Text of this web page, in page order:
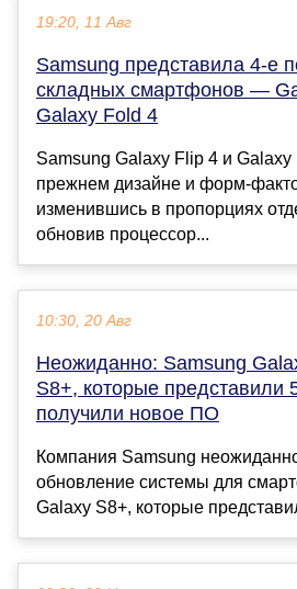
19:20, 11 Авг
Samsung представила 4-е
складных смартфонов —
Galaxy Fold 4
Samsung Galaxy Flip 4 и Galaxy
прежнем дизайне и форм-
изменившись в пропорциях
обновив процессор...
10:30, 20 Авг
Неожиданно: Samsung
S8+, которые представили
получили новое ПО
Компания Samsung
обновление системы для
Galaxy S8+, которые